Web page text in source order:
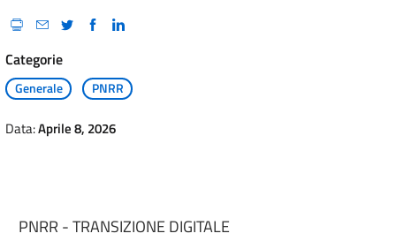
Categorie
Generale PNRR
Data:Aprile 8, 2026
PNRR - TRANSIZIONE DIGITALE